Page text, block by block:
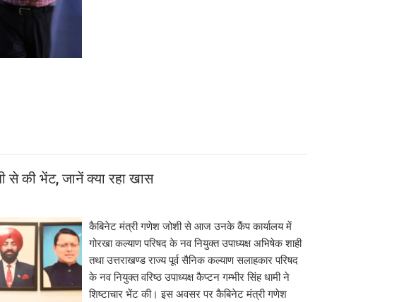
से की भेंट, जानें क्या रहा खास
कैबिनेट मंत्री गणेश जोशी से आज उनके कैंप कार्यालय में
गोरखा कल्याण परिषद के नव नियुक्त उपाध्यक्ष अभिषेक शाही
तथा उत्तराखण्ड राज्य पूर्व सैनिक कल्याण सलाहकार परिषद
के नव नियुक्त वरिष्ठ उपाध्यक्ष कैप्टन गम्भीर सिंह धामी ने
शिष्टाचार भेंट की। इस अवसर पर कैबिनेट मंत्री गणेश